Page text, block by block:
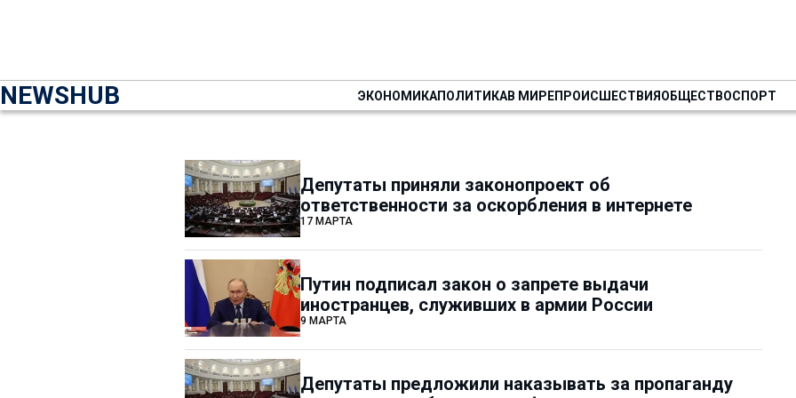
NEWSHUB ЭКОНОМИКАПОЛИТИКАВ МИРЕПРОИСШЕСТВИЯОБЩЕСТВОСПОРТ
Депутаты приняли законопроект об
ответственности за оскорбления в интернете
17 МАРТА
Путин подписал закон о запрете выдачи
иностранцев, служивших в армии России
9 МАРТА
Депутаты предложили наказывать за пропаганду